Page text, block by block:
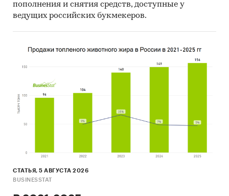
пополнения и снятия средств, доступные у
ведущих российских букмекеров.
СТАТЬЯ, 5 АВГУСТА 2026
BUSINESSTAT